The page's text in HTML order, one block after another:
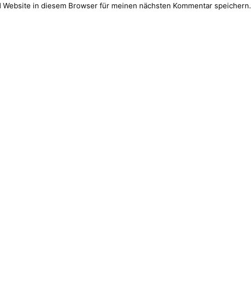
in diesem Browser für meinen nächsten Kommentar speichern.